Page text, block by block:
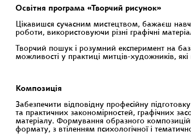
Освітня програма «Творчий рисунок»
Цікавишся сучасним мистецтвом, бажаєш
роботи, використовуючи різні графічні
Творчий пошук і розумний експеримент на
можливості у практиці митців-художників,
Композиція
Забезпечити відповідну професійну
та практичних закономірностей, графічних
матеріалу. Формування образного
формату, з втіленням психологічної і